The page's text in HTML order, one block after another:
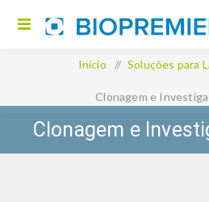
Início / Soluções para
Clonagem e
Clonagem e